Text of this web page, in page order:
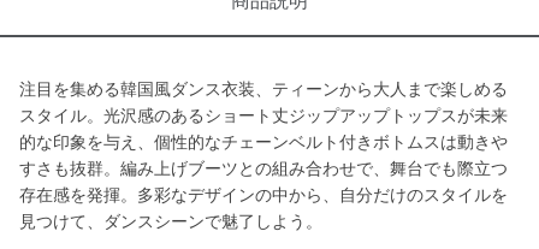
注目を集める韓国風ダンス衣装、ティーンから大人まで楽しめる
スタイル。光沢感のあるショート丈ジップアップトップスが未来
的な印象を与え、個性的なチェーンベルト付きボトムスは動きや
すさも抜群。編み上げブーツとの組み合わせで、舞台でも際立つ
存在感を発揮。多彩なデザインの中から、自分だけのスタイルを
見つけて、ダンスシーンで魅了しよう。